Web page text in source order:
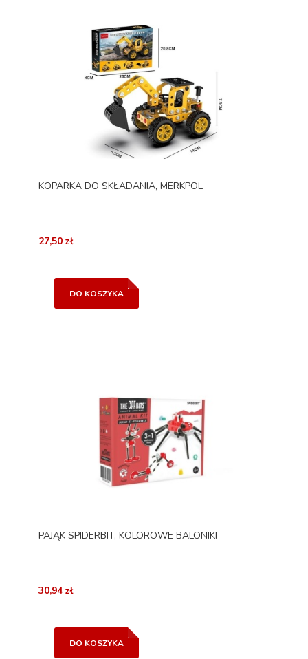
KOPARKA DO SKŁADANIA, MERKPOL
27,50 zł
DO KOSZYKA
PAJĄK SPIDERBIT, KOLOROWE BALONIKI
30,94 zł
DO KOSZYKA